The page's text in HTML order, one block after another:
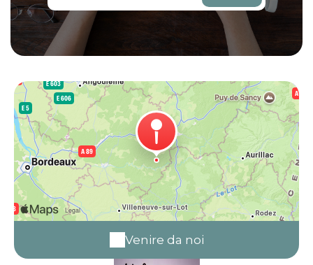
Venire da noi